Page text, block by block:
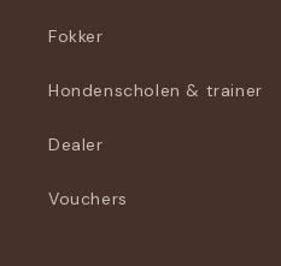
Fokker
Hondenscholen & trainer
Dealer
Vouchers